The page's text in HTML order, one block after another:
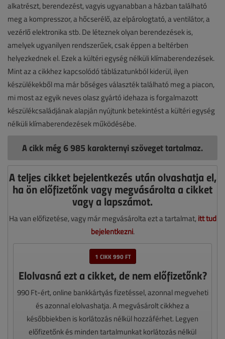
alkatrészt, berendezést, vagyis ugyanabban a házban található
meg a kompresszor, a hőcserélő, az elpárologtató, a ventilátor, a
vezérlő elektronika stb. De léteznek olyan berendezések is,
amelyek ugyanilyen rendszerűek, csak éppen a beltérben
helyezkednek el. Ezek a kültéri egység nélküli klímaberendezések.
Mint az a cikkhez kapcsolódó táblázatunkból kiderül, ilyen
készülékekből ma már bőséges választék található meg a piacon,
mi most az egyik neves olasz gyártó idehaza is forgalmazott
készülékcsaládjának alapján nyújtunk betekintést a kültéri egység
nélküli klímaberendezések működésébe.
A cikk még 6 985 karakternyi szöveget tartalmaz.
A teljes cikket bejelentkezés után olvashatja el,
ha ön előfizetőnk vagy megvásárolta a cikket
vagy a lapszámot.
Ha van előfizetése, vagy már megvásárolta ezt a tartalmat, itt tud
bejelentkezni.
1 CIKK 990 FT
Elolvasná ezt a cikket, de nem előfizetőnk?
990 Ft-ért, online bankkártyás fizetéssel, azonnal megveheti
és azonnal elolvashatja. A megvásárolt cikkhez a
későbbiekben is korlátozás nélkül hozzáférhet. Legyen
előfizetőnk és minden tartalmunkat korlátozás nélkül